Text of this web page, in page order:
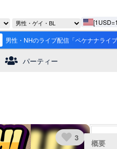
男性・NHのライブ配信「ペケナナライブ
パーティー
3
概要